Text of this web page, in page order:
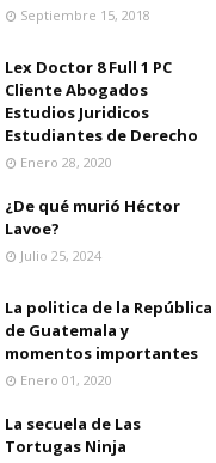
Septiembre 15, 2018
Lex Doctor 8 Full 1 PC
Cliente Abogados
Estudios Juridicos
Estudiantes de Derecho
Enero 28, 2020
¿De qué murió Héctor
Lavoe?
Julio 25, 2024
La politica de la República
de Guatemala y
momentos importantes
Enero 01, 2020
La secuela de Las
Tortugas Ninja